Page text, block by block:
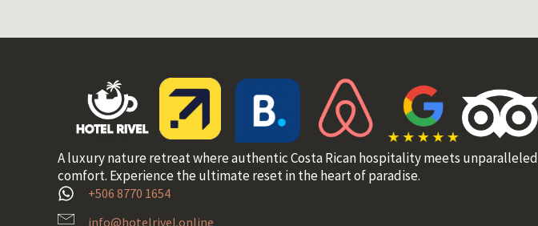
A luxury nature retreat where authentic Costa Rican hospitality meets unparalleled
comfort. Experience the ultimate reset in the heart of paradise.
+506 8770 1654
info@hotelrivel.online